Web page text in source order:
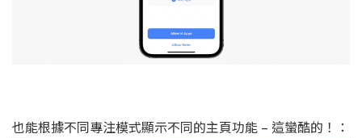
也能根據不同專注模式顯示不同的主頁功能 – 這蠻酷的！：